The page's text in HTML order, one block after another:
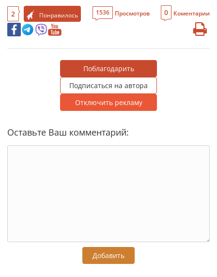
2 Понравилось 1536 Просмотров 0 Коментарии
Поблагодарить
Подписаться на автора
Отключить рекламу
Оставьте Ваш комментарий:
Добавить